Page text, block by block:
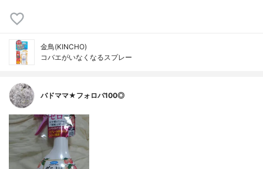
金鳥(KINCHO)
コバエがいなくなるスプレー
バドママ★フォロバ100◎